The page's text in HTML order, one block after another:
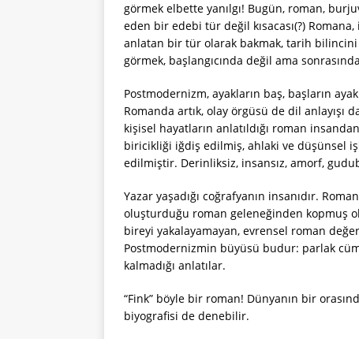
görmek elbette yanılgı! Bugün, roman,
eden bir edebi tür değil kısacası(?)
anlatan bir tür olarak bakmak, tarih bilincini
görmek, başlangıcında değil ama
Postmodernizm, ayakların baş, başların
Romanda artık, olay örgüsü de dil anlayışı
kişisel hayatların anlatıldığı roman
biricikliği iğdiş edilmiş, ahlaki ve düşünsel
edilmiştir. Derinliksiz, insansız, amorf,
Yazar yaşadığı coğrafyanın insanıdır.
oluşturduğu roman geleneğinden kopmuş
bireyi yakalayamayan, evrensel roman
Postmodernizmin büyüsü budur: parlak
kalmadığı anlatılar.
“Fink” böyle bir roman! Dünyanın bir
biyografisi de denebilir.